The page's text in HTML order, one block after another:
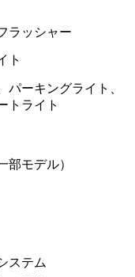
ラッシャー
ト
パーキングライト、
トライト
部モデル）
ステム